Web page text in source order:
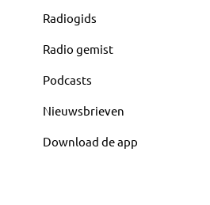
Radiogids
Radio gemist
Podcasts
Nieuwsbrieven
Download de app